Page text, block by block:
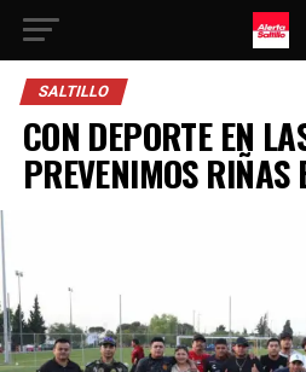
SALTILLO
CON DEPORTE EN
PREVENIMOS RIÑAS